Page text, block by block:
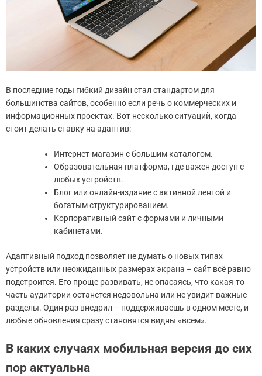
В последние годы гибкий дизайн стал стандартом для
большинства сайтов, особенно если речь о коммерческих и
информационных проектах. Вот несколько ситуаций, когда
стоит делать ставку на адаптив:
Интернет-магазин с большим каталогом.
Образовательная платформа, где важен доступ с
любых устройств.
Блог или онлайн-издание с активной лентой и
богатым структурированием.
Корпоративный сайт с формами и личными
кабинетами.
Адаптивный подход позволяет не думать о новых типах
устройств или неожиданных размерах экрана – сайт всё равно
подстроится. Его проще развивать, не опасаясь, что какая-то
часть аудитории останется недовольна или не увидит важные
разделы. Один раз внедрил – поддерживаешь в одном месте, и
любые обновления сразу становятся видны «всем».
В каких случаях мобильная версия до сих
пор актуальна